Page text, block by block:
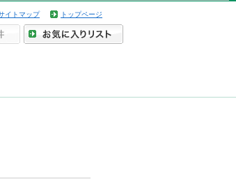
イトマップ トップページ